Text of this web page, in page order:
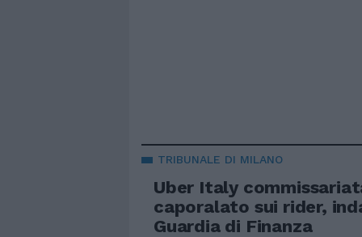
TRIBUNALE DI MILANO
Uber Italy
caporalato sui rider,
Guardia di Finanza